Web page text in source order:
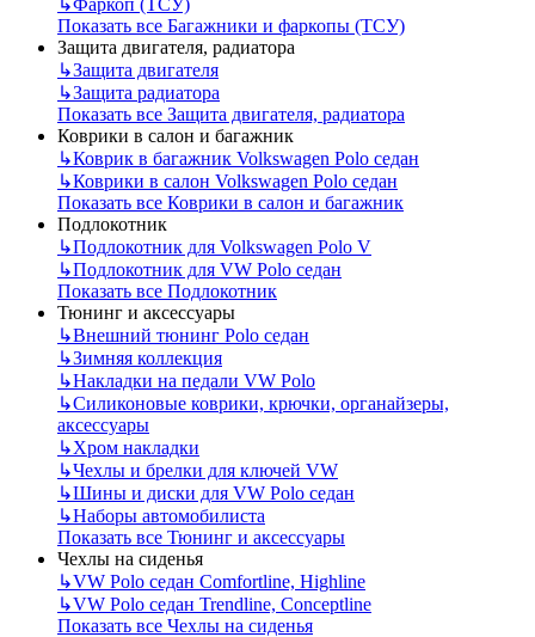
Показать все Багажники и фаркопы (ТСУ)
Защита двигателя, радиатора
↳Защита двигателя
↳Защита радиатора
Показать все Защита двигателя, радиатора
Коврики в салон и багажник
↳Коврик в багажник Volkswagen Polo седан
↳Коврики в салон Volkswagen Polo седан
Показать все Коврики в салон и багажник
Подлокотник
↳Подлокотник для Volkswagen Polo V
↳Подлокотник для VW Polo седан
Показать все Подлокотник
Тюнинг и аксессуары
↳Внешний тюнинг Polo седан
↳Зимняя коллекция
↳Накладки на педали VW Polo
↳Силиконовые коврики, крючки, органайзеры,
аксессуары
↳Хром накладки
↳Чехлы и брелки для ключей VW
↳Шины и диски для VW Polo седан
↳Наборы автомобилиста
Показать все Тюнинг и аксессуары
Чехлы на сиденья
↳VW Polo седан Comfortline, Highline
↳VW Polo седан Trendline, Conceptline
Показать все Чехлы на сиденья